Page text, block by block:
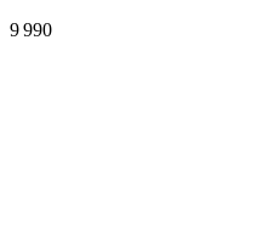
9 990